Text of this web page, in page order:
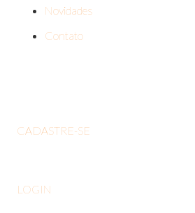
Novidades
Contato
CADASTRE-SE
LOGIN